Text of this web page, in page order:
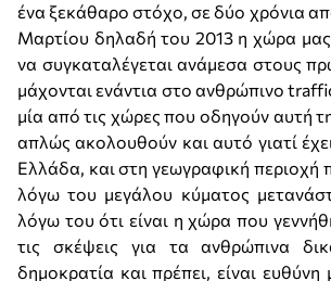
ένα ξεκάθαρο στόχο, σε δύο χρόνια
Μαρτίου δηλαδή του 2013 η χώρα μας
να συγκαταλέγεται ανάμεσα στους
μάχονται ενάντια στο ανθρώπινο
μία από τις χώρες που οδηγούν αυτή
απλώς ακολουθούν και αυτό γιατί
Ελλάδα, και στη γεωγραφική περιοχή
λόγω του μεγάλου κύματος
λόγω του ότι είναι η χώρα που
τις σκέψεις για τα ανθρώπινα
δημοκρατία και πρέπει, είναι